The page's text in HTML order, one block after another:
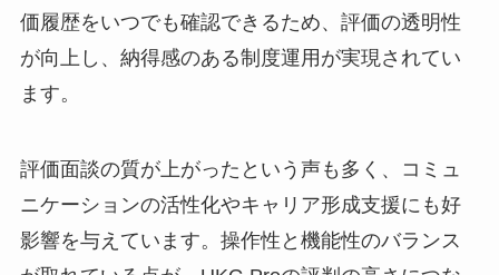
価履歴をいつでも確認できるため、評価の透明性
が向上し、納得感のある制度運用が実現されてい
ます。
評価面談の質が上がったという声も多く、コミュ
ニケーションの活性化やキャリア形成支援にも好
影響を与えています。操作性と機能性のバランス